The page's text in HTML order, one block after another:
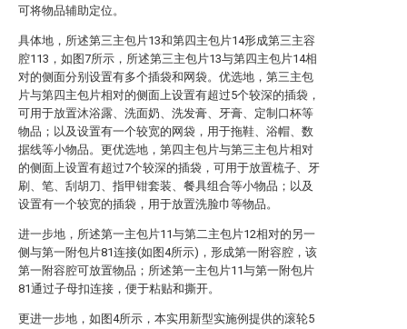
可将物品辅助定位。
具体地，所述第三主包片13和第四主包片14形成第三主容
腔113，如图7所示，所述第三主包片13与第四主包片14相
对的侧面分别设置有多个插袋和网袋。优选地，第三主包
片与第四主包片相对的侧面上设置有超过5个较深的插袋，
可用于放置沐浴露、洗面奶、洗发膏、牙膏、定制口杯等
物品；以及设置有一个较宽的网袋，用于拖鞋、浴帽、数
据线等小物品。更优选地，第四主包片与第三主包片相对
的侧面上设置有超过7个较深的插袋，可用于放置梳子、牙
刷、笔、刮胡刀、指甲钳套装、餐具组合等小物品；以及
设置有一个较宽的插袋，用于放置洗脸巾等物品。
进一步地，所述第一主包片11与第二主包片12相对的另一
侧与第一附包片81连接(如图4所示)，形成第一附容腔，该
第一附容腔可放置物品；所述第一主包片11与第一附包片
81通过子母扣连接，便于粘贴和撕开。
更进一步地，如图4所示，本实用新型实施例提供的滚轮5